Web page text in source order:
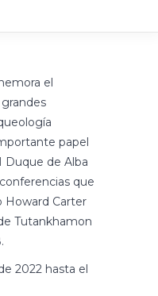
el
papel
Duque de Alba
que
Howard Carter
Tutankhamon
2022 hasta el